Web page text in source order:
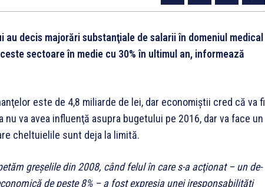
decis majorări substanţiale de salarii în domeniul medical
sectoare în medie cu 30% în ultimul an, informează
este de 4,8 miliarde de lei, dar econo­miştii cred că va fi
va avea influenţă asupra bugetului pe 2016, dar va face un
cheltuielile sunt deja la limită.
greşelile din 2008, când felul în care s-a acţionat – un de­
de peste 8% – a fost ex­pre­sia unei iresponsabilităţi